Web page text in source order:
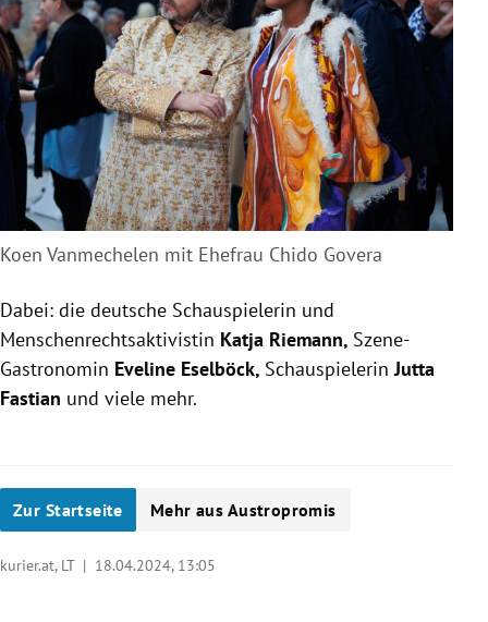
Koen Vanmechelen mit Ehefrau Chido Govera
Dabei: die deutsche Schauspielerin und
Menschenrechtsaktivistin Katja Riemann, Szene-
Gastronomin Eveline Eselböck, SchauspielerinJutta
Fastian und viele mehr.
Zur Startseite Mehr aus Austropromis
kurier.at, LT | 18.04.2024, 13:05